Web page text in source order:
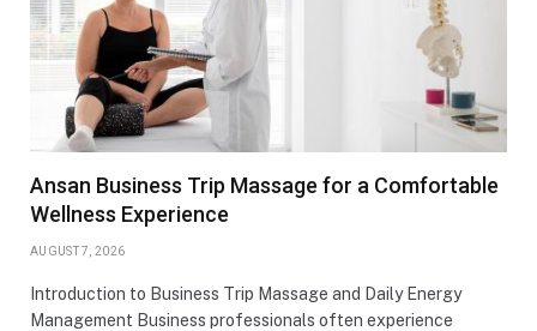
Ansan Business Trip Massage for a Comfortable
Wellness Experience
AUGUST 7, 2026
Introduction to Business Trip Massage and Daily Energy
Management Business professionals often experience